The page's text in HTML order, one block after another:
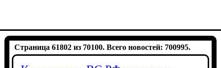
Страница 61802 из 70100. Всего новостей: 700995.